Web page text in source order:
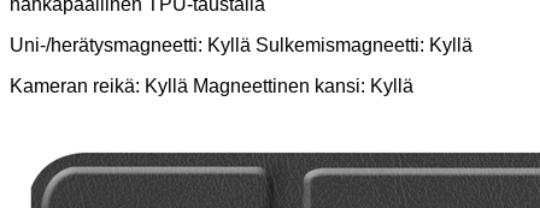
Uni-/herätysmagneetti: Kyllä Sulkemismagneetti: Kyllä
Kameran reikä: Kyllä Magneettinen kansi: Kyllä